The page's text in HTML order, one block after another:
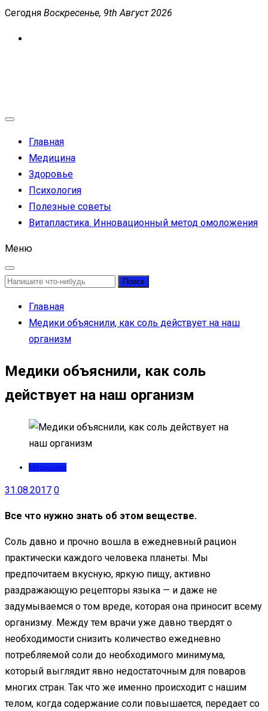
Перейти
Сегодня Воскресенье, 9th Август 2026
Главная
Медицина
Здоровье
Психология
Полезные советы
Витапластика. Инновационный метод омоложения
Меню
Найти:
Главная
Медики объяснили, как соль действует на наш
организм
Медики объяснили, как соль
действует на наш организм
Медицина
31.08.2017 0
Все что нужно знать об этом веществе.
Соль давно и прочно вошла в ежедневный рацион
практически каждого человека планеты. Мы
предпочитаем вкусную, яркую пищу, активно
раздражающую рецепторы языка — и даже не
задумываемся о том вреде, которая она приносит всему
организму. Между тем врачи уже давно твердят о
необходимости снизить количество ежедневно
потребляемой соли до необходимого минимума,
который выглядит явно недостаточным для поваров
многих стран. Так что же именно происходит с нашим
телом, когда содержание соли повышается, передает со